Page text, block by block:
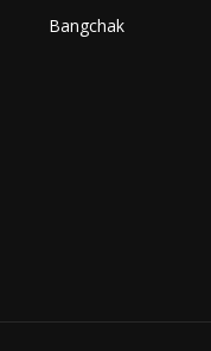
Bangchak